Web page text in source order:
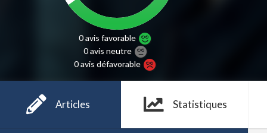
0 avisfavorable
0 avis neutre
0 avisdéfavorable
Articles Statistiques